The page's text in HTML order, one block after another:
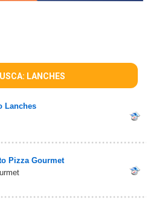
LANCHES
Lanches
Pizza Gourmet